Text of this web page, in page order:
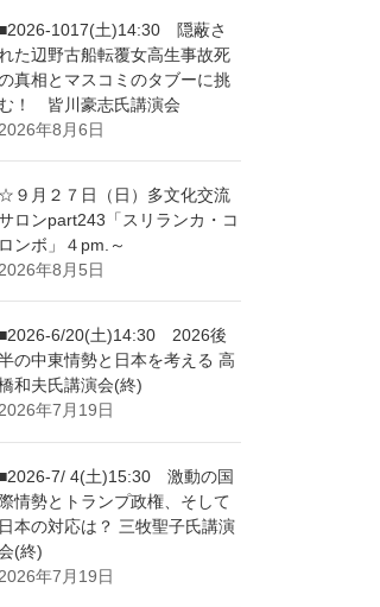
1017(土)14:30 隠蔽さ
た辺野古船転覆女高生事故死
真相とマスコミのタブーに挑
！ 皆川豪志氏講演会
2026年8月6日
☆９月２７日（日）多文化交流
ロンpart243「スリランカ・コ
ロンボ」４pm.～
2026年8月5日
6/20(土)14:30 2026後
の中東情勢と日本を考える 高
和夫氏講演会(終)
2026年7月19日
7/ 4(土)15:30 激動の国
際情勢とトランプ政権、そして
日本の対応は？ 三牧聖子氏講演
(終)
2026年7月19日